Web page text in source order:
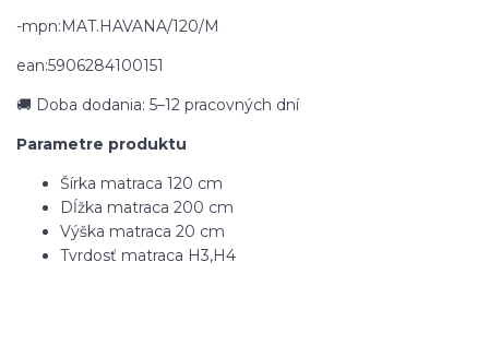
-mpn:MAT.HAVANA/120/M
ean:5906284100151
🚚 Doba dodania: 5–12 pracovných dní
Parametre produktu
Šírka matraca 120 cm
Dĺžka matraca 200 cm
Výška matraca 20 cm
Tvrdosť matraca H3,H4